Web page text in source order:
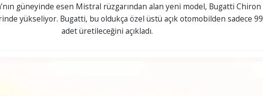
güneyinde esen Mistral rüzgarından alan yeni model, Bugatti Chiron
yükseliyor. Bugatti, bu oldukça özel üstü açık otomobilden sadece 99
adet üretileceğini açıkladı.